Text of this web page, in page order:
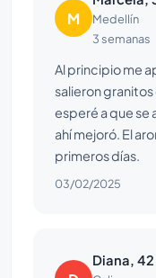
M
Medellín
3 semanas
Al principio me
salieron
esperé a que se
ahí mejoró. El
primeros días.
03/02/2025
Diana, 42